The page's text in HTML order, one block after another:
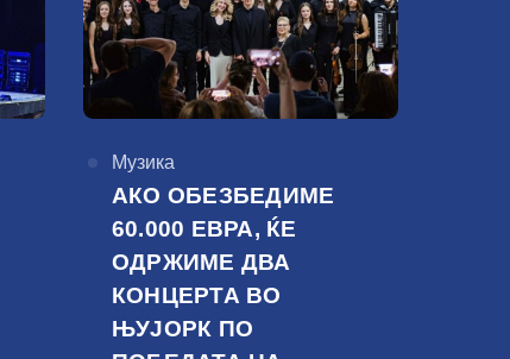
КАтегорија
Музика
АКО ОБЕЗБЕДИМЕ
60.000 ЕВРА, ЌЕ
ОДРЖИМЕ ДВА
КОНЦЕРТА ВО
ЊУЈОРК ПО